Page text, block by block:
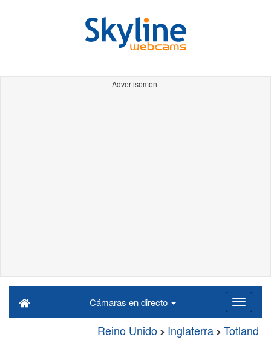
Advertisement
Cámaras en directo
Reino Unido Inglaterra Totland